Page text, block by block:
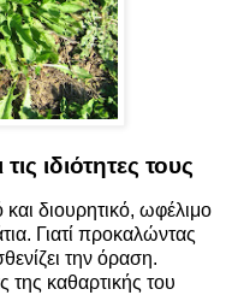
ιδιότητες τους
και διουρητικό, ωφέλιμο
Γιατί προκαλώντας
την όραση.
της καθαρτικής του